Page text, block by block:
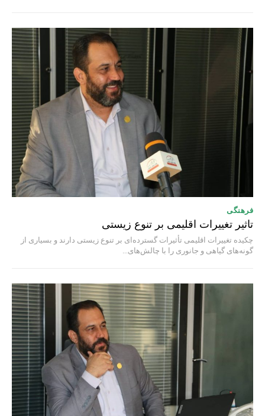
فرهنگی
تاثیر تغییرات اقلیمی بر تنوع زیستی
چکیده تغییرات اقلیمی تأثیرات گسترده‌ای بر تنوع زیستی دارند و بسیاری از
گونه‌های گیاهی و جانوری را با چالش‌های...